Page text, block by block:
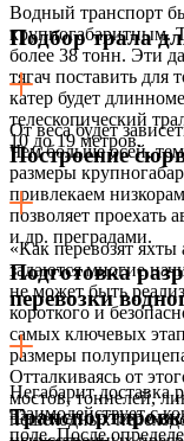
Водный транспорт
крупногабаритным.
более 38 тонн. Эти
тягач поставить для
катер будет
телескопический
10 до 19 метров.
Подбор трала
От веса будет
Чем больше осей,
размеры
привлекаем
позволяет проехать
и др. преградами.
Построение
«Как перевозят
задаются многие
не может быть
короткого и
самых ключевых
размеры
Отталкиваясь от
мостов, тоннелей,
пешеходных
Подготовка
перевозки
Негабарит доставка
взаимодействует с
поле. После